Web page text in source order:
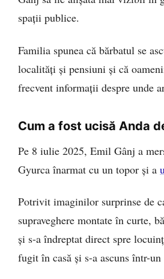
spații publice.
Familia spunea că bărbatul se
localități și pensiuni și că
frecvent informații despre unde
Cum a fost ucisă Anda
Pe 8 iulie 2025, Emil Gânj a
Gyurca înarmat cu un topor și a
Potrivit imaginilor surprinse de
supraveghere montate în curte,
și s-a îndreptat direct spre
fugit în casă și s-a ascuns într-un